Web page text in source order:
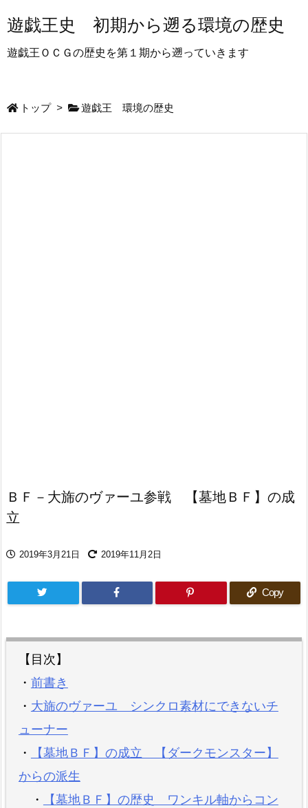
遊戯王史 初期から遡る環境の歴史
遊戯王ＯＣＧの歴史を第１期から遡っていきます
トップ > 遊戯王 環境の歴史
ＢＦ－大旆のヴァーユ参戦 【墓地ＢＦ】の成
立
2019年3月21日 2019年11月2日
Copy
【目次】
・ 前書き
・ 大旆のヴァーユ シンクロ素材にできないチ
ューナー
・
【墓地ＢＦ】の成立 【ダークモンスター】
からの派生
・
【墓地ＢＦ】の歴史 ワンキル軸からコン